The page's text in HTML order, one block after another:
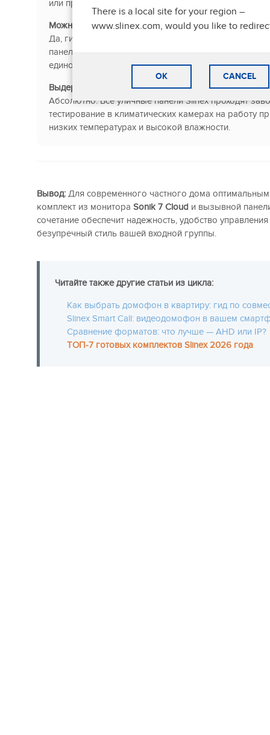
или прямо из интерфейса
Можно ли добавить IP-камеры в систему?
Да, гибридные модели Slinex позволяют
панели с IP-видеонаблюдением для полного
едином интерфейсе.
Выдержит ли панель ML-20HD суровую зиму?
Абсолютно. Все уличные панели Slinex проходят
тестирование в климатических камерах на работу
низких температурах и высокой влажности.
Вывод:Для современного частного дома
комплект из монитора Sonik 7 Cloud и вызывной
сочетание обеспечит надежность, удобство
безупречный стиль вашей входной группы.
Читайте также другие статьи из цикла:
Как выбрать домофон в квартиру: гид по
Slinex Smart Call: видеодомофон в вашем
Сравнение форматов: что лучше — AHD или IP?
ТОП-7 готовых комплектов Slinex 2026 года
There is a local site for your region –
www.slinex.com, would you like to
OK CANCEL